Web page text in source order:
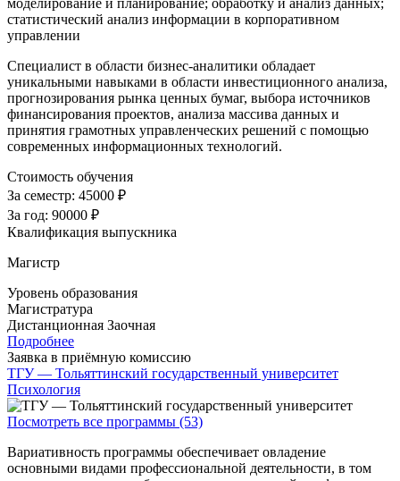
моделирование и планирование; обработку и анализ данных;
статистический анализ информации в корпоративном
управлении
Специалист в области бизнес-аналитики обладает
уникальными навыками в области инвестиционного анализа,
прогнозирования рынка ценных бумаг, выбора источников
финансирования проектов, анализа массива данных и
принятия грамотных управленческих решений с помощью
современных информационных технологий.
Стоимость обучения
За семестр: 45000 ₽
За год: 90000 ₽
Квалификация выпускника
Магистр
Уровень образования
Магистратура
Дистанционная Заочная
Подробнее
Заявка в приёмную комиссию
ТГУ — Тольяттинский государственный университет
Психология
Посмотреть все программы (53)
Вариативность программы обеспечивает овладение
основными видами профессиональной деятельности, в том